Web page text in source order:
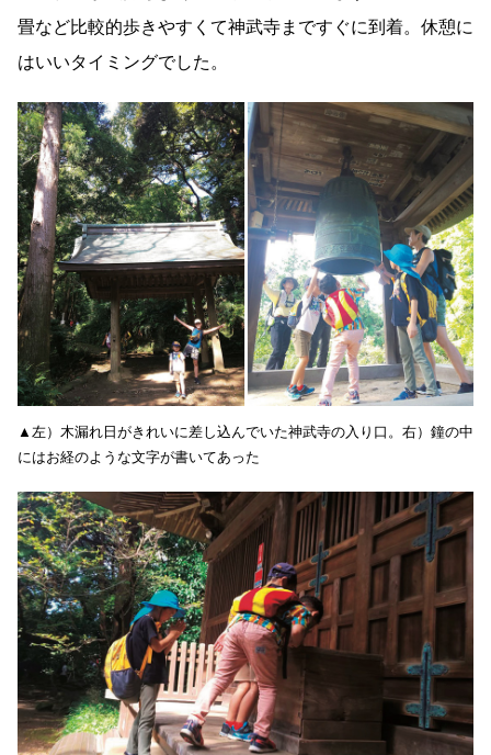
畳など比較的歩きやすくて神武寺まですぐに到着。休憩に
はいいタイミングでした。
▲左）木漏れ日がきれいに差し込んでいた神武寺の入り口。​右）鐘の中
にはお経のような文字が書いてあった